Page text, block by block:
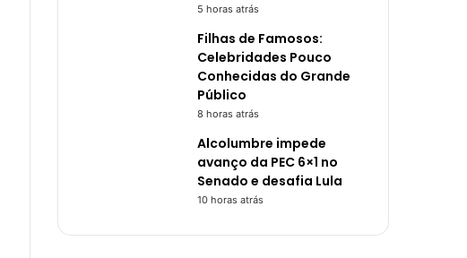
5 horas atrás
Filhas de Famosos:
Celebridades Pouco
Conhecidas do Grande
Público
8 horas atrás
Alcolumbre impede
avanço da PEC 6×1 no
Senado e desafia Lula
10 horas atrás